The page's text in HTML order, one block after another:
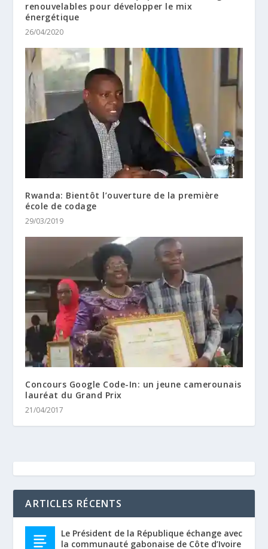
renouvelables pour développer le mix
énergétique
26/04/2020
Rwanda: Bientôt l’ouverture de la première
école de codage
29/03/2019
Concours Google Code-In: un jeune camerounais
lauréat du Grand Prix
21/04/2017
ARTICLES RÉCENTS
Le Président de la République échange avec
la communauté gabonaise de Côte d’Ivoire